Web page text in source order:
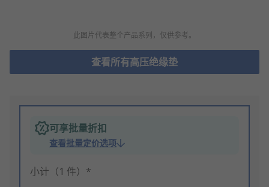
此图片代表整个产品系列，仅供参考。
查看所有高压绝缘垫
可享批量折扣
查看批量定价选项
小计（1 件）*